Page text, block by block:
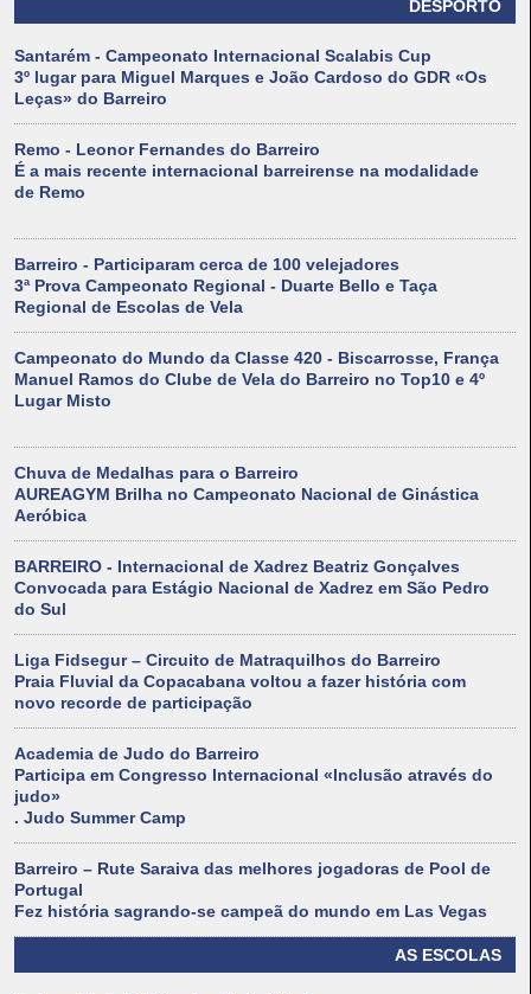
DESPORTO
Santarém - Campeonato Internacional Scalabis Cup
3º lugar para Miguel Marques e João Cardoso do GDR «Os
Leças» do Barreiro
Remo - Leonor Fernandes do Barreiro
É a mais recente internacional barreirense na modalidade
de Remo
Barreiro - Participaram cerca de 100 velejadores
3ª Prova Campeonato Regional - Duarte Bello e Taça
Regional de Escolas de Vela
Campeonato do Mundo da Classe 420 - Biscarrosse, França
Manuel Ramos do Clube de Vela do Barreiro no Top10 e 4º
Lugar Misto
Chuva de Medalhas para o Barreiro
AUREAGYM Brilha no Campeonato Nacional de Ginástica
Aeróbica
BARREIRO - Internacional de Xadrez Beatriz Gonçalves
Convocada para Estágio Nacional de Xadrez em São Pedro
do Sul
Liga Fidsegur – Circuito de Matraquilhos do Barreiro
Praia Fluvial da Copacabana voltou a fazer história com
novo recorde de participação
Academia de Judo do Barreiro
Participa em Congresso Internacional «Inclusão através do
judo»
. Judo Summer Camp
Barreiro – Rute Saraiva das melhores jogadoras de Pool de
Portugal
Fez história sagrando-se campeã do mundo em Las Vegas
AS ESCOLAS